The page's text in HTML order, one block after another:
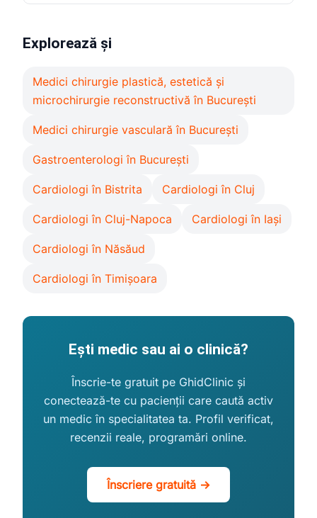
Explorează și
Medici chirurgie plastică, estetică și
microchirurgie reconstructivă în București
Medici chirurgie vasculară în București
Gastroenterologi în București
Cardiologi în Bistrita Cardiologi în Cluj
Cardiologi în Cluj-Napoca Cardiologi în Iași
Cardiologi în Năsăud
Cardiologi în Timișoara
Ești medic sau ai o clinică?
Înscrie-te gratuit pe GhidClinic și
conectează-te cu pacienții care caută activ
un medic în specialitatea ta. Profil verificat,
recenzii reale, programări online.
Înscriere gratuită →